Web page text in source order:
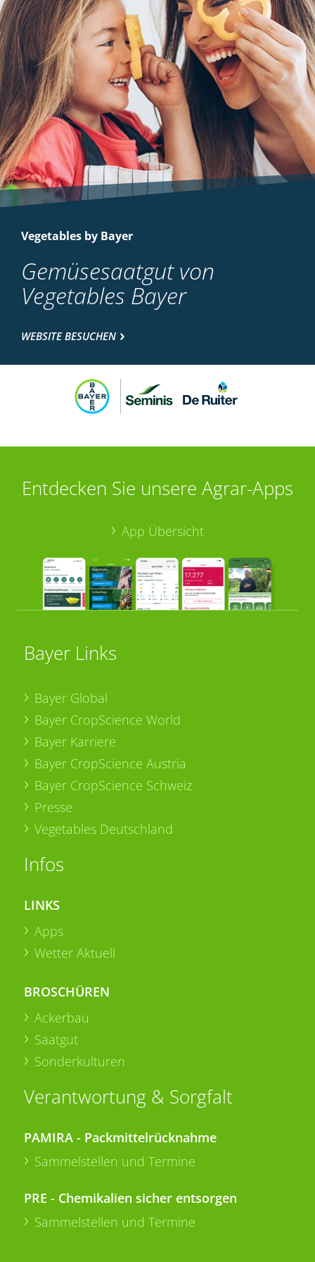
Vegetables by Bayer
Gemüsesaatgut von
Vegetables Bayer
WEBSITE BESUCHEN
Entdecken Sie unsere Agrar-Apps
App Übersicht
Bayer Links
Bayer Global
Bayer CropScience World
Bayer Karriere
Bayer CropScience Austria
Bayer CropScience Schweiz
Presse
Vegetables Deutschland
Infos
LINKS
Apps
Wetter Aktuell
BROSCHÜREN
Ackerbau
Saatgut
Sonderkulturen
Verantwortung & Sorgfalt
PAMIRA - Packmittelrücknahme
Sammelstellen und Termine
PRE - Chemikalien sicher entsorgen
Sammelstellen und Termine